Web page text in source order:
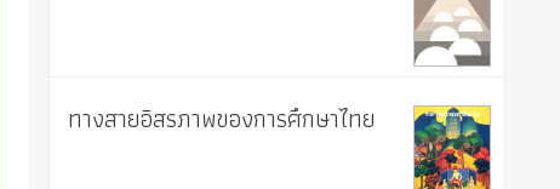
ทางสายอิสรภาพของการศึกษาไทย